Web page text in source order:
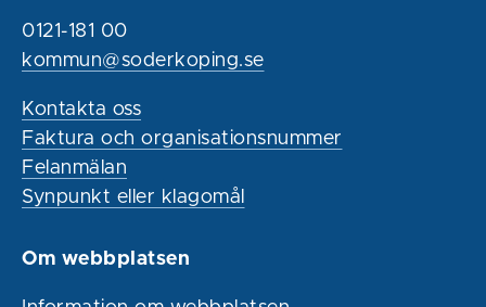
0121-181 00
kommun@soderkoping.se
Kontakta oss
Faktura och organisationsnummer
Felanmälan
Synpunkt eller klagomål
Om webbplatsen